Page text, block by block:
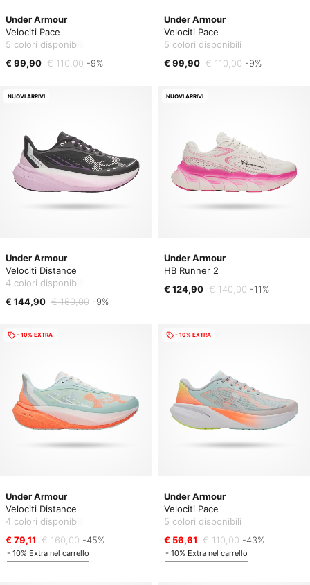
Under Armour
Velociti Pace
5 colori disponibili
€ 99,90 € 110,00 -9%
Under Armour
Velociti Pace
5 colori disponibili
€ 99,90 € 110,00 -9%
Under Armour
Velociti Distance
4 colori disponibili
€ 144,90 € 160,00 -9%
NUOVI ARRIVI
Under Armour
HB Runner 2
€ 124,90 € 140,00 -11%
NUOVI ARRIVI
Under Armour
Velociti Distance
4 colori disponibili
€ 79,11 € 160,00 -45%
- 10% Extra nel carrello
- 10% EXTRA
Under Armour
Velociti Pace
5 colori disponibili
€ 56,61 € 110,00 -43%
- 10% Extra nel carrello
- 10% EXTRA